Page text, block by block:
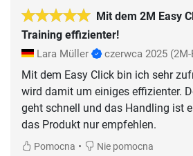
Mit dem 2M Easy
Training effizienter!
Lara Müller czerwca 2025 (2M-
Mit dem Easy Click bin ich sehr
wird damit um einiges effizienter.
geht schnell und das Handling ist
das Produkt nur empfehlen.
Pomocna • Nie pomocna